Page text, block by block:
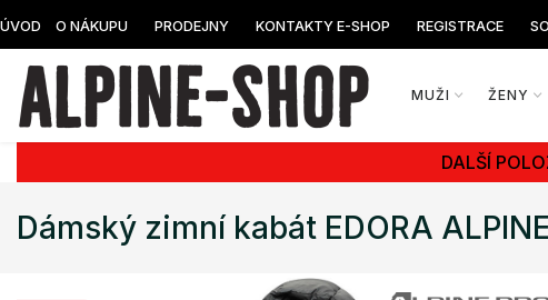
ÚVOD O NÁKUPU PRODEJNY KONTAKTY E-SHOP REGISTRACE
MUŽI ŽENY
DALŠÍ
Dámský zimní kabát EDORA